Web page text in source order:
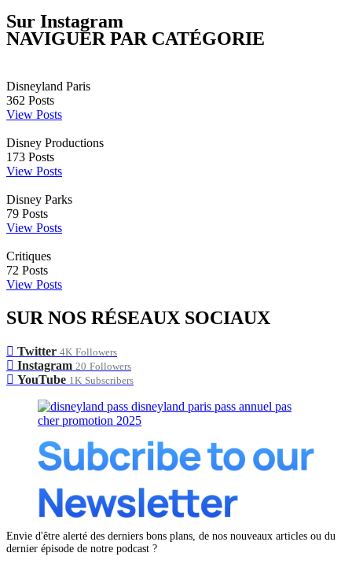
Sur Instagram
NAVIGUER PAR CATÉGORIE
Disneyland Paris
362 Posts
View Posts
Disney Productions
173 Posts
View Posts
Disney Parks
79 Posts
View Posts
Critiques
72 Posts
View Posts
SUR NOS RÉSEAUX SOCIAUX
Twitter 4K Followers
Instagram 20 Followers
YouTube 1K Subscribers
Envie d'être alerté des derniers bons plans, de nos nouveaux articles ou du
dernier épisode de notre podcast ?